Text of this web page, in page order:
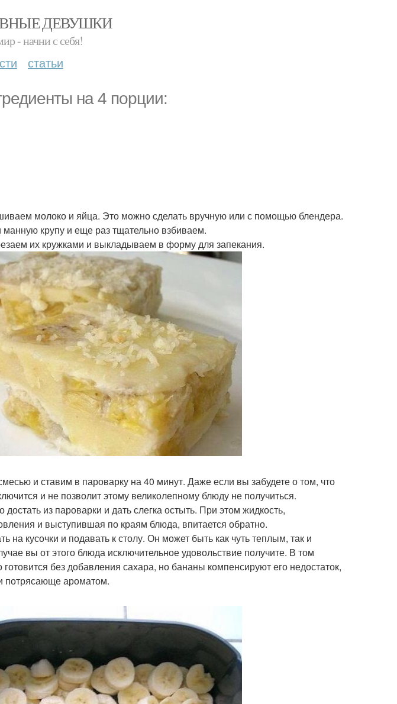
ДЕВУШКИ
- начни с себя!
статьи
на 4 порции:
молоко и яйца. Это можно сделать вручную или с помощью блендера.
крупу и еще раз тщательно взбиваем.
их кружками и выкладываем в форму для запекания.
и ставим в пароварку на 40 минут. Даже если вы забудете о том, что
и не позволит этому великолепному блюду не получиться.
достать из пароварки и дать слегка остыть. При этом жидкость,
и выступившая по краям блюда, впитается обратно.
на кусочки и подавать к столу. Он может быть как чуть теплым, так и
вы от этого блюда исключительное удовольствие получите. В том
без добавления сахара, но бананы компенсируют его недостаток,
потрясающе ароматом.